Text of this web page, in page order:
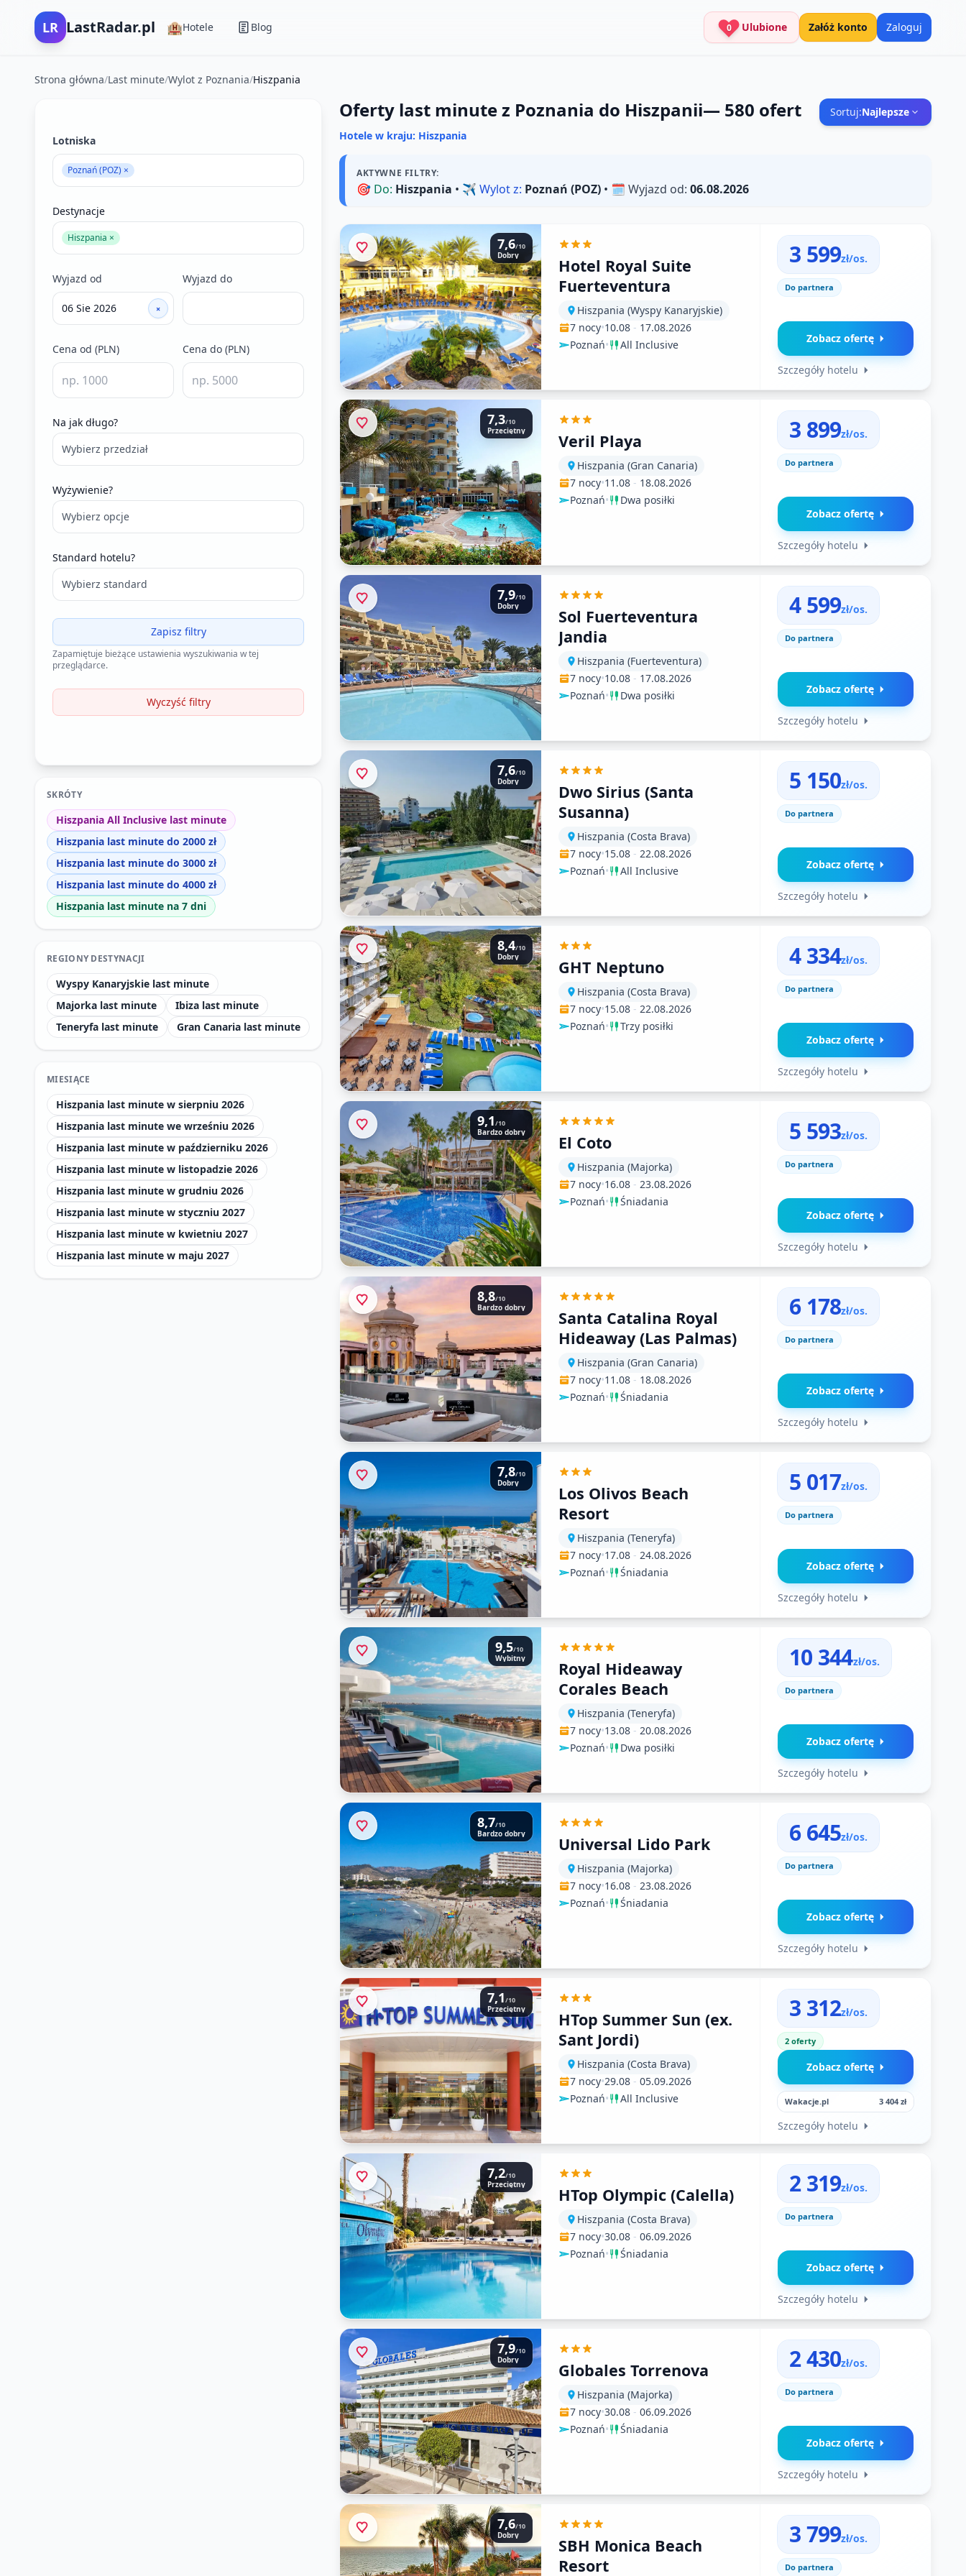
LR LastRadar.pl 🏨Hotele Blog 0 Ulubione Załóż konto Zaloguj
Strona główna/Last minute/Wylot z Poznania/Hiszpania
Lotniska
Poznań (POZ) ×
Destynacje
Hiszpania ×
Wyjazd od
×
Wyjazd do
Cena od (PLN) Cena do (PLN)
Na jak długo?
Wybierz przedział
Wyżywienie?
Wybierz opcje
Standard hotelu?
Wybierz standard
Zapisz filtry
Zapamiętuje bieżące ustawienia wyszukiwania w tej
przeglądarce.
Wyczyść filtry
SKRÓTY
Hiszpania All Inclusive last minute
Hiszpania last minute do 2000 zł
Hiszpania last minute do 3000 zł
Hiszpania last minute do 4000 zł
Hiszpania last minute na 7 dni
REGIONY DESTYNACJI
Wyspy Kanaryjskie last minute
Majorka last minute
Ibiza last minute
Teneryfa last minute
Gran Canaria last minute
MIESIĄCE
Hiszpania last minute w sierpniu 2026
Hiszpania last minute we wrześniu 2026
Hiszpania last minute w październiku 2026
Hiszpania last minute w listopadzie 2026
Hiszpania last minute w grudniu 2026
Hiszpania last minute w styczniu 2027
Hiszpania last minute w kwietniu 2027
Hiszpania last minute w maju 2027
Oferty last minute z Poznania do Hiszpanii— 580 ofert Sortuj:Najlepsze
Hotele w kraju: Hiszpania
AKTYWNE FILTRY:
🎯 Do: Hiszpania • ✈️ Wylot z: Poznań (POZ) • 🗓️ Wyjazd od: 06.08.2026
7,6/10
Dobry
Hotel Royal Suite
Fuerteventura
Hiszpania (Wyspy Kanaryjskie)
7 nocy•10.08 - 17.08.2026
Poznań• All Inclusive
3 599zł/os.
Do partnera
Zobacz ofertę
Szczegóły hotelu
7,3/10
Przeciętny Veril Playa
Hiszpania (Gran Canaria)
7 nocy•11.08 - 18.08.2026
Poznań• Dwa posiłki
3 899zł/os.
Do partnera
Zobacz ofertę
Szczegóły hotelu
7,9/10
Dobry
Sol Fuerteventura
Jandia
Hiszpania (Fuerteventura)
7 nocy•10.08 - 17.08.2026
Poznań• Dwa posiłki
4 599zł/os.
Do partnera
Zobacz ofertę
Szczegóły hotelu
7,6/10
Dobry
Dwo Sirius (Santa
Susanna)
Hiszpania (Costa Brava)
7 nocy•15.08 - 22.08.2026
Poznań• All Inclusive
5 150zł/os.
Do partnera
Zobacz ofertę
Szczegóły hotelu
8,4/10
Dobry GHT Neptuno
Hiszpania (Costa Brava)
7 nocy•15.08 - 22.08.2026
Poznań• Trzy posiłki
4 334zł/os.
Do partnera
Zobacz ofertę
Szczegóły hotelu
9,1/10
Bardzo dobry El Coto
Hiszpania (Majorka)
7 nocy•16.08 - 23.08.2026
Poznań• Śniadania
5 593zł/os.
Do partnera
Zobacz ofertę
Szczegóły hotelu
8,8/10
Bardzo dobry
Santa Catalina Royal
Hideaway (Las Palmas)
Hiszpania (Gran Canaria)
7 nocy•11.08 - 18.08.2026
Poznań• Śniadania
6 178zł/os.
Do partnera
Zobacz ofertę
Szczegóły hotelu
7,8/10
Dobry
Los Olivos Beach
Resort
Hiszpania (Teneryfa)
7 nocy•17.08 - 24.08.2026
Poznań• Śniadania
5 017zł/os.
Do partnera
Zobacz ofertę
Szczegóły hotelu
9,5/10
Wybitny
Royal Hideaway
Corales Beach
Hiszpania (Teneryfa)
7 nocy•13.08 - 20.08.2026
Poznań• Dwa posiłki
10 344zł/os.
Do partnera
Zobacz ofertę
Szczegóły hotelu
8,7/10
Bardzo dobry Universal Lido Park
Hiszpania (Majorka)
7 nocy•16.08 - 23.08.2026
Poznań• Śniadania
6 645zł/os.
Do partnera
Zobacz ofertę
Szczegóły hotelu
7,1/10
Przeciętny
HTop Summer Sun (ex.
Sant Jordi)
Hiszpania (Costa Brava)
7 nocy•29.08 - 05.09.2026
Poznań• All Inclusive
3 312zł/os.
2 oferty
Zobacz ofertę
Wakacje.pl 3 404 zł
Szczegóły hotelu
7,2/10
Przeciętny HTop Olympic (Calella)
Hiszpania (Costa Brava)
7 nocy•30.08 - 06.09.2026
Poznań• Śniadania
2 319zł/os.
Do partnera
Zobacz ofertę
Szczegóły hotelu
7,9/10
Dobry Globales Torrenova
Hiszpania (Majorka)
7 nocy•30.08 - 06.09.2026
Poznań• Śniadania
2 430zł/os.
Do partnera
Zobacz ofertę
Szczegóły hotelu
7,6/10
Dobry
SBH Monica Beach
Resort
3 799zł/os.
Do partnera